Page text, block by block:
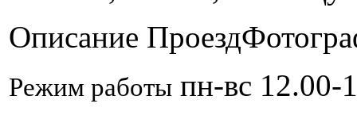
Описание Проезд
Режим работы пн-вс 12.00-